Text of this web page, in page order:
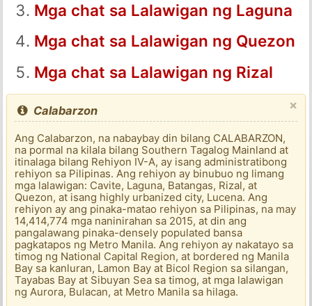
Mga chat sa Lalawigan ng Laguna
Mga chat sa Lalawigan ng Quezon
Mga chat sa Lalawigan ng Rizal
×
Calabarzon
Ang Calabarzon, na nabaybay din bilang CALABARZON,
na pormal na kilala bilang Southern Tagalog Mainland at
itinalaga bilang Rehiyon IV-A, ay isang administratibong
rehiyon sa Pilipinas. Ang rehiyon ay binubuo ng limang
mga lalawigan: Cavite, Laguna, Batangas, Rizal, at
Quezon, at isang highly urbanized city, Lucena. Ang
rehiyon ay ang pinaka-matao rehiyon sa Pilipinas, na may
14,414,774 mga naninirahan sa 2015, at din ang
pangalawang pinaka-densely populated bansa
pagkatapos ng Metro Manila. Ang rehiyon ay nakatayo sa
timog ng National Capital Region, at bordered ng Manila
Bay sa kanluran, Lamon Bay at Bicol Region sa silangan,
Tayabas Bay at Sibuyan Sea sa timog, at mga lalawigan
ng Aurora, Bulacan, at Metro Manila sa hilaga.